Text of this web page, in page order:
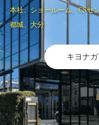
本社、ショールーム、CSセ
都城、大分
キヨナ